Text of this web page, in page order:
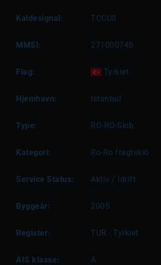
Kaldesignal: TCCU8
MMSI: 271000748
Flag: Tyrkiet
Hjemhavn: Istanbul
Type: RO-RO-Skib
Kategori: Ro-Ro fragtskib
Service Status: Aktiv / Idrift
Byggeår: 2005
Register: TUR - Tyrkiet
AIS klasse: A